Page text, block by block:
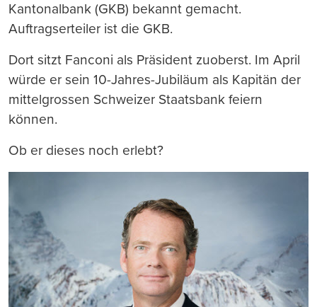
Kantonalbank (GKB) bekannt gemacht.
Auftragserteiler ist die GKB.
Dort sitzt Fanconi als Präsident zuoberst. Im April
würde er sein 10-Jahres-Jubiläum als Kapitän der
mittelgrossen Schweizer Staatsbank feiern
können.
Ob er dieses noch erlebt?